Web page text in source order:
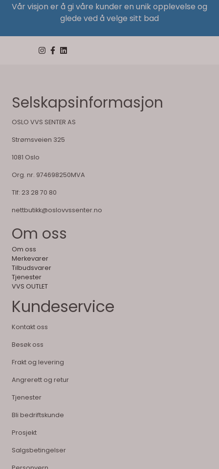
Vår visjon er å gi våre kunder en unik opplevelse og
glede ved å velge sitt bad
Selskapsinformasjon
OSLO VVS SENTER AS
Strømsveien 325
1081 Oslo
Org. nr. 974698250MVA
Tlf: 23 28 70 80
nettbutikk@oslovvssenter.no
Om oss
Om oss
Merkevarer
Tilbudsvarer
Tjenester
VVS OUTLET
Kundeservice
Kontakt oss
Besøk oss
Frakt og levering
Angrerett og retur
Tjenester
Bli bedriftskunde
Prosjekt
Salgsbetingelser